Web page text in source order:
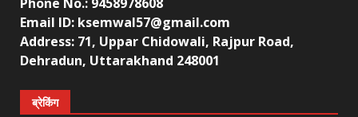
Email ID: ksemwal57@gmail.com
Address: 71, Uppar Chidowali, Rajpur Road,
Dehradun, Uttarakhand 248001
ब्रेकिंग